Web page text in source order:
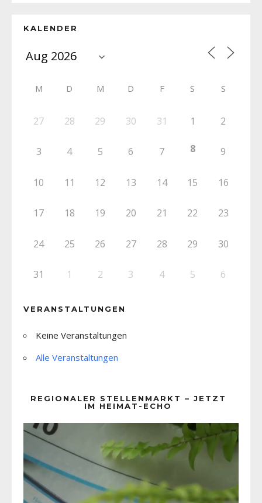
KALENDER
M D M D F S S
27 28 29 30 31 1 2
3 4 5 6 7 8 9
10 11 12 13 14 15 16
17 18 19 20 21 22 23
24 25 26 27 28 29 30
31 1 2 3 4 5 6
VERANSTALTUNGEN
Keine Veranstaltungen
Alle Veranstaltungen
REGIONALER STELLENMARKT – JETZT
IM HEIMAT-ECHO
Player